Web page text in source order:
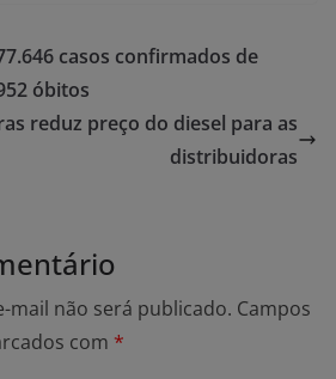
casos confirmados de
óbitos
reduz preço do diesel para as
distribuidoras
mail não será publicado. Campos
com *